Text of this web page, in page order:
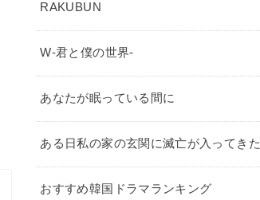
RAKUBUN
W-君と僕の世界-
あなたが眠っている間に
ある日私の家の玄関に滅亡が入ってきた
おすすめ韓国ドラマランキング